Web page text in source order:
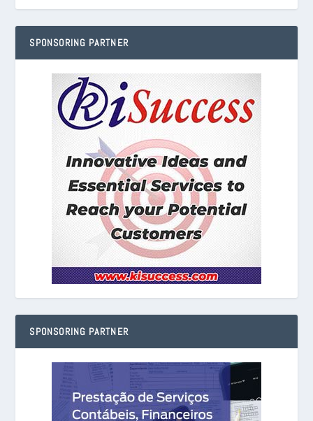
SPONSORING PARTNER
SPONSORING PARTNER